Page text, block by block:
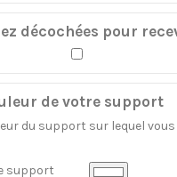
décochées pour
de votre support
du support sur lequel
support